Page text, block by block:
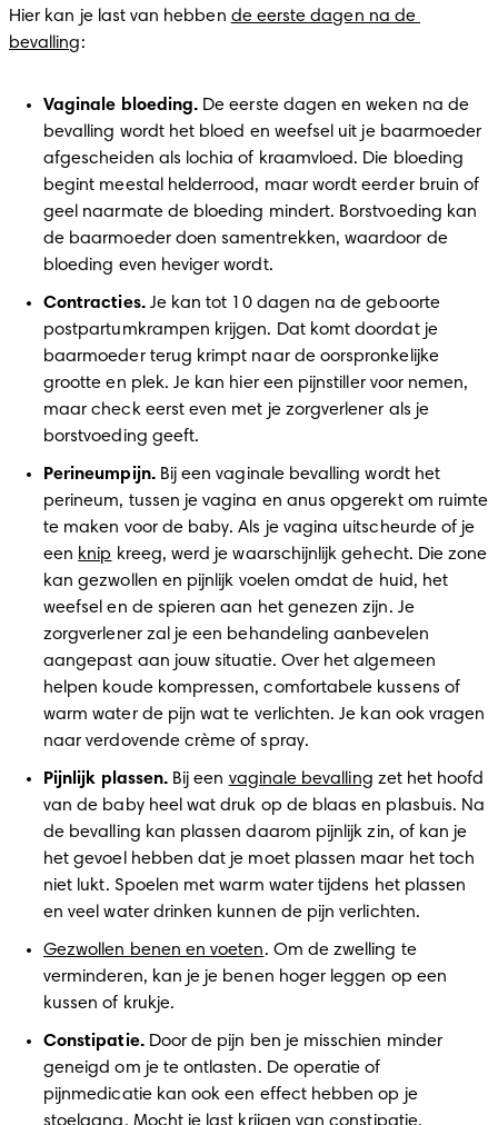
Hier kan je last van hebben de eerste dagen na de
bevalling:
Vaginale bloeding. De eerste dagen en weken na de
bevalling wordt het bloed en weefsel uit je baarmoeder
afgescheiden als lochia of kraamvloed. Die bloeding
begint meestal helderrood, maar wordt eerder bruin of
geel naarmate de bloeding mindert. Borstvoeding kan
de baarmoeder doen samentrekken, waardoor de
bloeding even heviger wordt.
Contracties. Je kan tot 10 dagen na de geboorte
postpartumkrampen krijgen. Dat komt doordat je
baarmoeder terug krimpt naar de oorspronkelijke
grootte en plek. Je kan hier een pijnstiller voor nemen,
maar check eerst even met je zorgverlener als je
borstvoeding geeft.
Perineumpijn. Bij een vaginale bevalling wordt het
perineum, tussen je vagina en anus opgerekt om ruimte
te maken voor de baby. Als je vagina uitscheurde of je
een knip kreeg, werd je waarschijnlijk gehecht. Die zone
kan gezwollen en pijnlijk voelen omdat de huid, het
weefsel en de spieren aan het genezen zijn. Je
zorgverlener zal je een behandeling aanbevelen
aangepast aan jouw situatie. Over het algemeen
helpen koude kompressen, comfortabele kussens of
warm water de pijn wat te verlichten. Je kan ook vragen
naar verdovende crème of spray.
Pijnlijk plassen. Bij een vaginale bevalling zet het hoofd
van de baby heel wat druk op de blaas en plasbuis. Na
de bevalling kan plassen daarom pijnlijk zin, of kan je
het gevoel hebben dat je moet plassen maar het toch
niet lukt. Spoelen met warm water tijdens het plassen
en veel water drinken kunnen de pijn verlichten.
Gezwollen benen en voeten. Om de zwelling te
verminderen, kan je je benen hoger leggen op een
kussen of krukje.
Constipatie. Door de pijn ben je misschien minder
geneigd om je te ontlasten. De operatie of
pijnmedicatie kan ook een effect hebben op je